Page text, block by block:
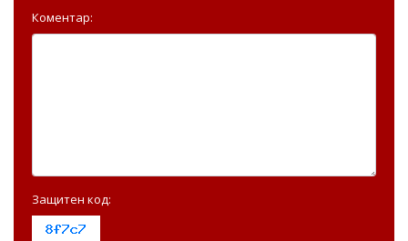
Коментар:
Защитен код: